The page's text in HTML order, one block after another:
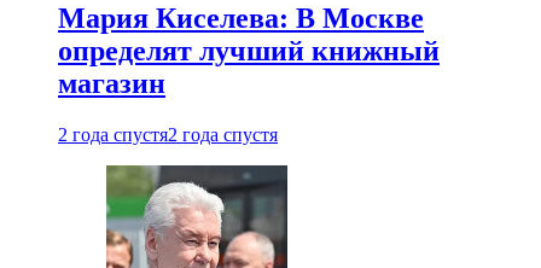
Мария Киселева: В Москве
определят лучший книжный
магазин
2 года спустя2 года спустя